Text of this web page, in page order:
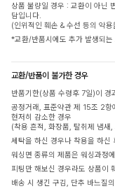
상품 불량일 경우 : 교환이 아닌
담입니다.
(인위적인 훼손 & 수선 등의 악
*교환/반품시에도 추가 발생되는
교환/반품이 불가한 경우
반품기한(상품 수령후 7일)이 경
공정거래, 표준약관 제 15조 2항
현저히 감소한 경우
(착용 흔적, 화장품, 탈취제 냄새
세탁을 하신 경우나 착용을 하신
워싱면 종류의 제품은 워싱과정
피팅만 해보신 경우라도 상품이
배송 시 생긴 구김, 단추 바느질